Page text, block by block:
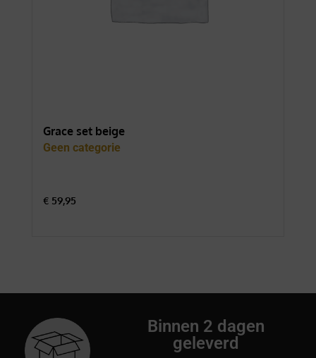
Grace set beige
Geen categorie
€ 59,95
Binnen 2 dagen
geleverd